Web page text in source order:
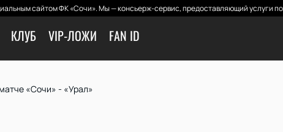
сайтом ФК «Сочи». Мы — консьерж-сервис, предоставляющий услуги
КЛУБ VIP-ЛОЖИ FAN ID
«Сочи» - «Урал»